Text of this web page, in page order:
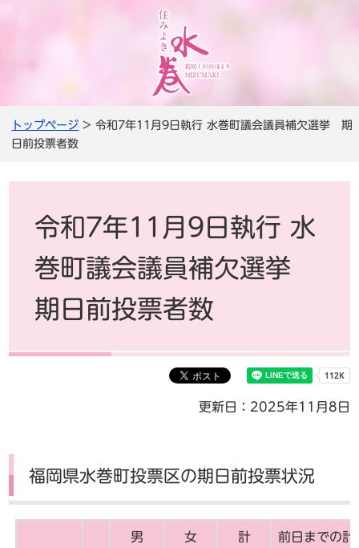
トップページ > 令和7年11月9日執行 水巻町議会議員補欠選挙 期
日前投票者数
令和7年11月9日執行 水
巻町議会議員補欠選挙
期日前投票者数
更新日：2025年11月8日
福岡県水巻町投票区の期日前投票状況
男 女 計 前日までの計